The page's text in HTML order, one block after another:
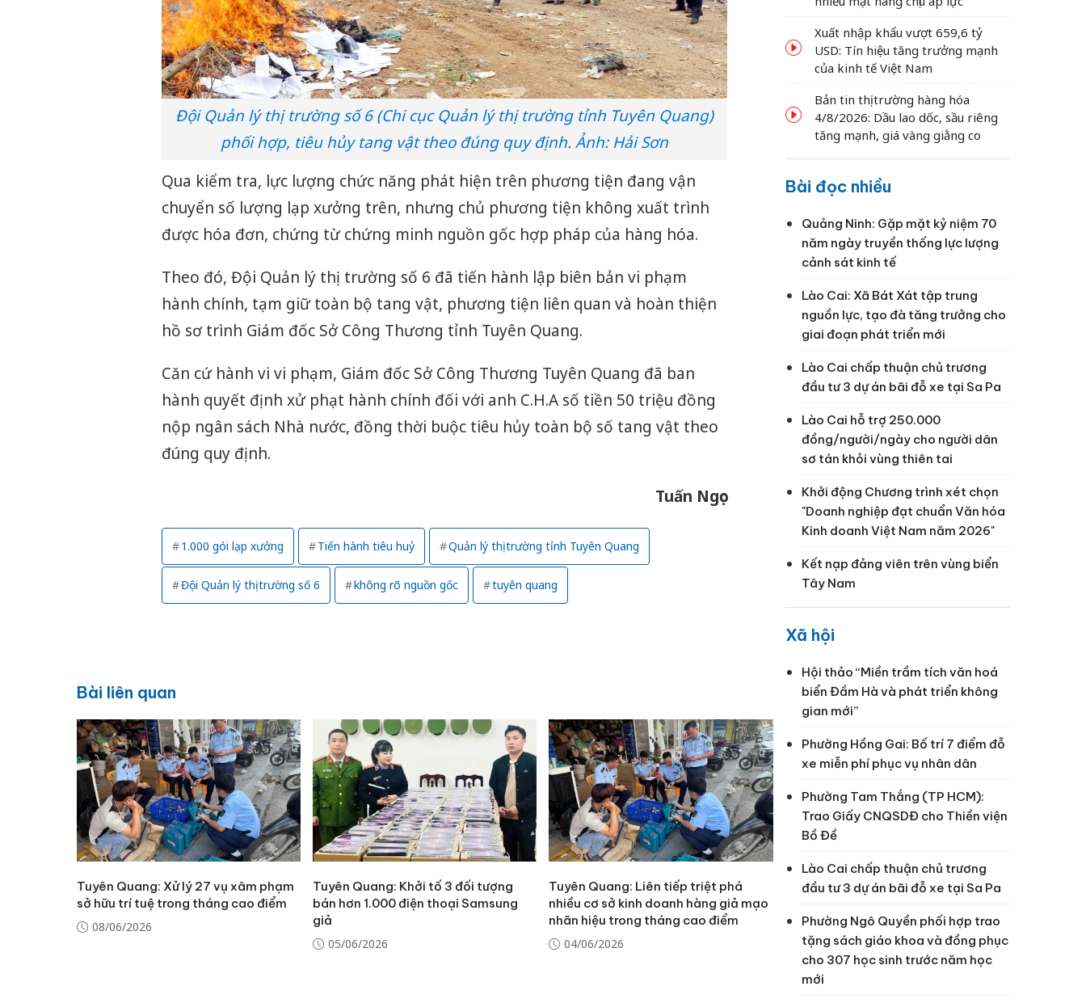
Đội Quản lý thị trường số 6 (Chi cục Quản lý thị trường tỉnh Tuyên Quang)
phối hợp, tiêu hủy tang vật theo đúng quy định. Ảnh: Hải Sơn
Qua kiểm tra, lực lượng chức năng phát hiện trên phương tiện đang vận
chuyển số lượng lạp xưởng trên, nhưng chủ phương tiện không xuất trình
được hóa đơn, chứng từ chứng minh nguồn gốc hợp pháp của hàng hóa.
Theo đó, Đội Quản lý thị trường số 6 đã tiến hành lập biên bản vi phạm
hành chính, tạm giữ toàn bộ tang vật, phương tiện liên quan và hoàn thiện
hồ sơ trình Giám đốc Sở Công Thương tỉnh Tuyên Quang.
Căn cứ hành vi vi phạm, Giám đốc Sở Công Thương Tuyên Quang đã ban
hành quyết định xử phạt hành chính đối với anh C.H.A số tiền 50 triệu đồng
nộp ngân sách Nhà nước, đồng thời buộc tiêu hủy toàn bộ số tang vật theo
đúng quy định.
Tuấn Ngọc
1.000 gói lạp xưởng Tiến hành tiêu huỷ Quản lý thị trường tỉnh Tuyên Quang
Đội Quản lý thị trường số 6 không rõ nguồn gốc tuyên quang
Bài liên quan
Tuyên Quang: Xử lý 27 vụ xâm phạm
sở hữu trí tuệ trong tháng cao điểm
08/06/2026
Tuyên Quang: Khởi tố 3 đối tượng
bán hơn 1.000 điện thoại Samsung
giả
05/06/2026
Tuyên Quang: Liên tiếp triệt phá
nhiều cơ sở kinh doanh hàng giả mạo
nhãn hiệu trong tháng cao điểm
04/06/2026
Xuất nhập khẩu vượt 659,6 tỷ
USD: Tín hiệu tăng trưởng mạnh
của kinh tế Việt Nam
Bản tin thị trường hàng hóa
4/8/2026: Dầu lao dốc, sầu riêng
tăng mạnh, giá vàng giằng co
Bài đọc nhiều
Quảng Ninh: Gặp mặt kỷ niệm 70
năm ngày truyền thống lực lượng
cảnh sát kinh tế
Lào Cai: Xã Bát Xát tập trung
nguồn lực, tạo đà tăng trưởng cho
giai đoạn phát triển mới
Lào Cai chấp thuận chủ trương
đầu tư 3 dự án bãi đỗ xe tại Sa Pa
Lào Cai hỗ trợ 250.000
đồng/người/ngày cho người dân
sơ tán khỏi vùng thiên tai
Khởi động Chương trình xét chọn
"Doanh nghiệp đạt chuẩn Văn hóa
Kinh doanh Việt Nam năm 2026"
Kết nạp đảng viên trên vùng biển
Tây Nam
Xã hội
Hội thảo “Miền trầm tích văn hoá
biển Đầm Hà và phát triển không
gian mới”
Phường Hồng Gai: Bố trí 7 điểm đỗ
xe miễn phí phục vụ nhân dân
Phường Tam Thắng (TP HCM):
Trao Giấy CNQSDĐ cho Thiền viện
Bồ Đề
Lào Cai chấp thuận chủ trương
đầu tư 3 dự án bãi đỗ xe tại Sa Pa
Phường Ngô Quyền phối hợp trao
tặng sách giáo khoa và đồng phục
cho 307 học sinh trước năm học
mới